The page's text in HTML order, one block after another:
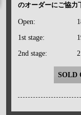
のオーダーにご協力
Open:
1st stage:
2nd stage:
SOLD